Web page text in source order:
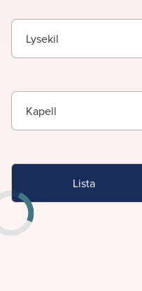
Lysekil
Kapell
Lista